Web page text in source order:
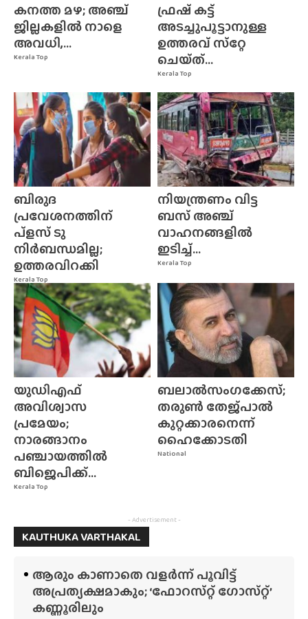
Kerala Top
കനത്ത മഴ; അഞ്ച്
ജില്ലകളിൽ നാളെ
അവധി,...
Kerala Top
ഫ്രഷ് കട്ട്
അടച്ചുപൂട്ടാനുള്ള
ഉത്തരവ് സ്‌റ്റേ
ചെയ്‌ത്‌...
Kerala Top
ബിരുദ
പ്രവേശനത്തിന്
പ്ളസ് ടു
നിർബന്ധമില്ല;
ഉത്തരവിറക്കി
Kerala Top
നിയന്ത്രണം വിട്ട
ബസ് അഞ്ച്
വാഹനങ്ങളിൽ
ഇടിച്ച്...
Kerala Top
യുഡിഎഫ്
അവിശ്വാസ
പ്രമേയം;
നാരങ്ങാനം
പഞ്ചായത്തിൽ
ബിജെപിക്ക്...
National
ബലാൽസംഗക്കേസ്;
തരുൺ തേജ്‌പാൽ
കുറ്റക്കാരനെന്ന്
ഹൈക്കോടതി
- Advertisement -
KAUTHUKA VARTHAKAL
ആരും കാണാതെ വളർന്ന് പൂവിട്ട്
അപ്രത്യക്ഷമാകും; ‘ഫോറസ്‌റ്റ്‌ ഗോസ്‌റ്റ്’
കണ്ണൂരിലും